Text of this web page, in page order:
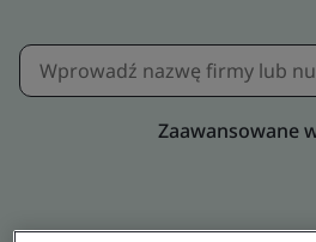
Zaawansowane